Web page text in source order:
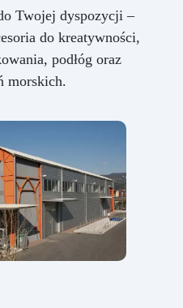
Twojej dyspozycji –
do kreatywności,
podłóg oraz
morskich.